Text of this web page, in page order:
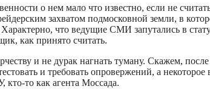
о нем мало что известно, если не
захватом подмосковной земли, в
что ведущие СМИ запутались в
как принято считать.
и не дурак нагнать туману. Скажем,
и требовать опровержений, а
кто-то как агента Моссада.